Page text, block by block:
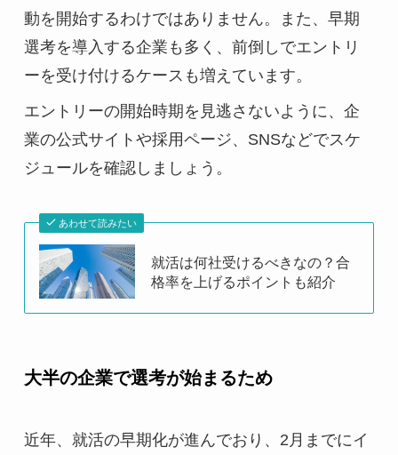
動を開始するわけではありません。また、早期
選考を導入する企業も多く、前倒しでエントリ
ーを受け付けるケースも増えています。
エントリーの開始時期を見逃さないように、企
業の公式サイトや採用ページ、SNSなどでスケ
ジュールを確認しましょう。
あわせて読みたい
就活は何社受けるべきなの？合
格率を上げるポイントも紹介
大半の企業で選考が始まるため
近年、就活の早期化が進んでおり、2月までにイ